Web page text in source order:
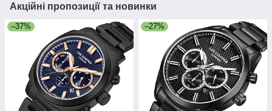
Акційні пропозиції та новинки
–37% –27%